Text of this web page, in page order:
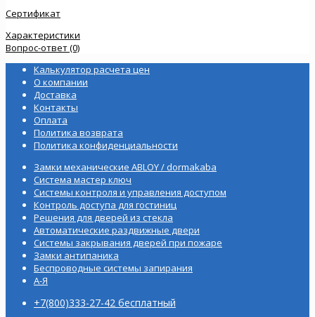
Сертификат
Характеристики
Вопрос-ответ (0)
Калькулятор расчета цен
О компании
Доставка
Контакты
Оплата
Политика возврата
Политика конфиденциальности
Замки механические ABLOY / dormakaba
Система мастер ключ
Системы контроля и управления доступом
Контроль доступа для гостиниц
Решения для дверей из стекла
Автоматические раздвижные двери
Системы закрывания дверей при пожаре
Замки антипаника
Беспроводные системы запирания
А-Я
+7(800)333-27-42 бесплатный